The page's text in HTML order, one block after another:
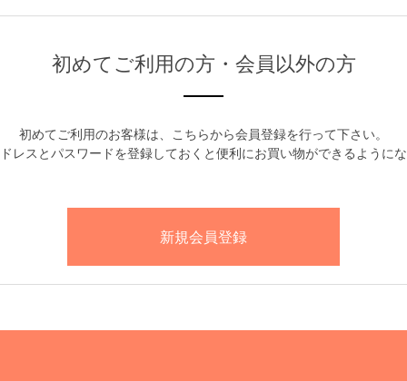
初めてご利用の方・会員以外の方
初めてご利用のお客様は、こちらから会員登録を行って下さい。
レスとパスワードを登録しておくと便利にお買い物ができるように